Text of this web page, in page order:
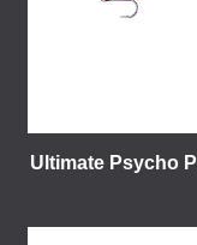
Ultimate Psycho